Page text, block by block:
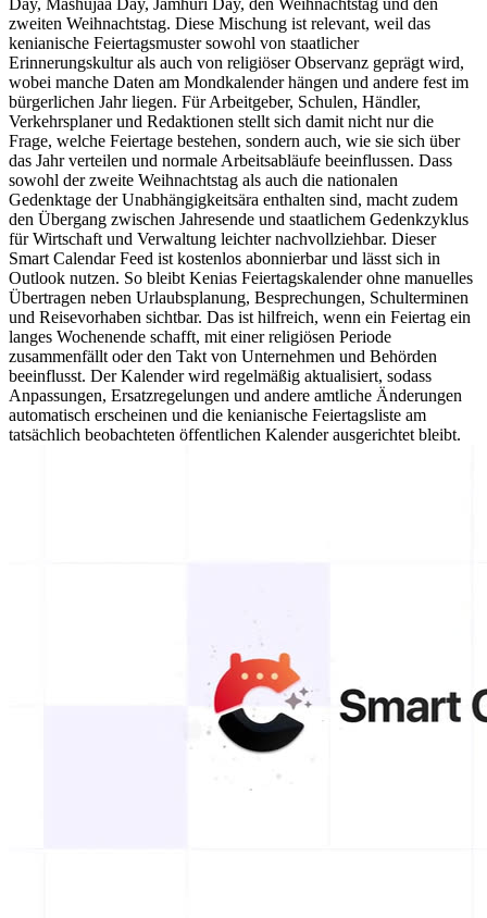
Day, Mashujaa Day, Jamhuri Day, den Weihnachtstag und den
zweiten Weihnachtstag. Diese Mischung ist relevant, weil das
kenianische Feiertagsmuster sowohl von staatlicher
Erinnerungskultur als auch von religiöser Observanz geprägt wird,
wobei manche Daten am Mondkalender hängen und andere fest im
bürgerlichen Jahr liegen. Für Arbeitgeber, Schulen, Händler,
Verkehrsplaner und Redaktionen stellt sich damit nicht nur die
Frage, welche Feiertage bestehen, sondern auch, wie sie sich über
das Jahr verteilen und normale Arbeitsabläufe beeinflussen. Dass
sowohl der zweite Weihnachtstag als auch die nationalen
Gedenktage der Unabhängigkeitsära enthalten sind, macht zudem
den Übergang zwischen Jahresende und staatlichem Gedenkzyklus
für Wirtschaft und Verwaltung leichter nachvollziehbar. Dieser
Smart Calendar Feed ist kostenlos abonnierbar und lässt sich in
Outlook nutzen. So bleibt Kenias Feiertagskalender ohne manuelles
Übertragen neben Urlaubsplanung, Besprechungen, Schulterminen
und Reisevorhaben sichtbar. Das ist hilfreich, wenn ein Feiertag ein
langes Wochenende schafft, mit einer religiösen Periode
zusammenfällt oder den Takt von Unternehmen und Behörden
beeinflusst. Der Kalender wird regelmäßig aktualisiert, sodass
Anpassungen, Ersatzregelungen und andere amtliche Änderungen
automatisch erscheinen und die kenianische Feiertagsliste am
tatsächlich beobachteten öffentlichen Kalender ausgerichtet bleibt.